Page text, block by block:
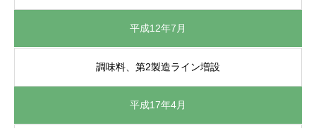
平成12年7月
調味料、第2製造ライン増設
平成17年4月